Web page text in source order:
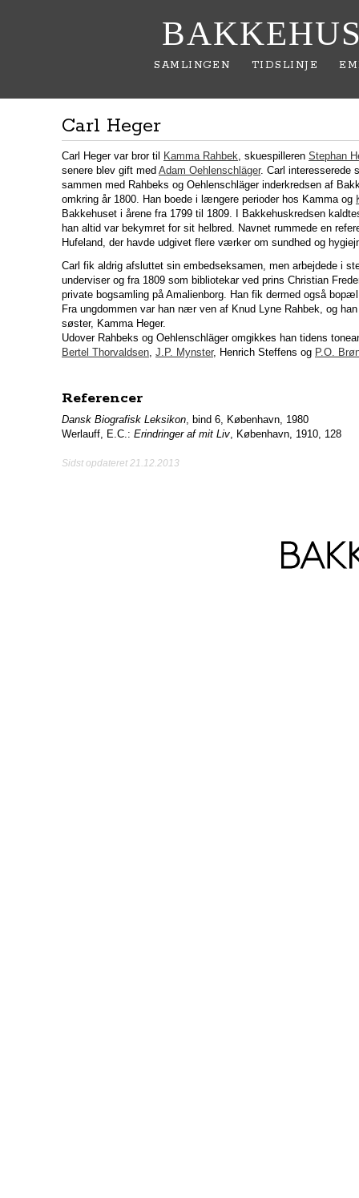
SAMLINGEN TIDSLINJE
Carl Heger
Carl Heger var bror til Kamma Rahbek, skuespilleren Stephan
senere blev gift med Adam Oehlenschläger. Carl interesserede
sammen med Rahbeks og Oehlenschläger inderkredsen af
omkring år 1800. Han boede i længere perioder hos Kamma og
Bakkehuset i årene fra 1799 til 1809. I Bakkehuskredsen
han altid var bekymret for sit helbred. Navnet rummede en
Hufeland, der havde udgivet flere værker om sundhed og
Carl fik aldrig afsluttet sin embedseksamen, men arbejdede i
underviser og fra 1809 som bibliotekar ved prins Christian
private bogsamling på Amalienborg. Han fik dermed også
Fra ungdommen var han nær ven af Knud Lyne Rahbek, og
søster, Kamma Heger.
Udover Rahbeks og Oehlenschläger omgikkes han tidens
Bertel Thorvaldsen, J.P. Mynster, Henrich Steffens og P.O.
Referencer
Dansk Biografisk Leksikon, bind 6, København, 1980
Werlauff, E.C.: Erindringer af mit Liv, København, 1910, 128
Sidst opdateret 21.12.2013